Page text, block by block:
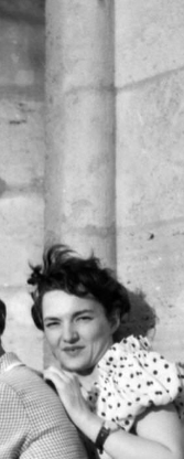
Egyedülálló elérést,
biztosít. Folyamatosan
záloga.